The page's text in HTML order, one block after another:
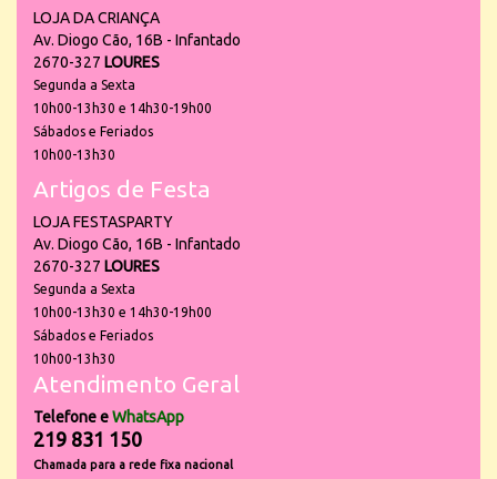
LOJA DA CRIANÇA
Av. Diogo Cão, 16B - Infantado
2670-327 LOURES
Segunda a Sexta
10h00-13h30 e 14h30-19h00
Sábados e Feriados
10h00-13h30
Artigos de Festa
LOJA FESTASPARTY
Av. Diogo Cão, 16B - Infantado
2670-327 LOURES
Segunda a Sexta
10h00-13h30 e 14h30-19h00
Sábados e Feriados
10h00-13h30
Atendimento Geral
Telefone eWhatsApp
219 831 150
Chamada para a rede fixa nacional